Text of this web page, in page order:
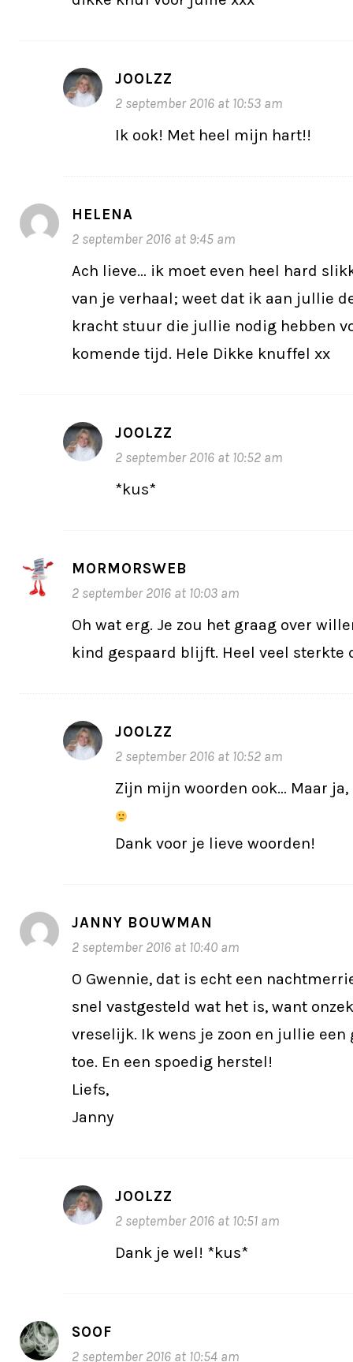
JOOLZZ
2 september 2016 at 10:53 am
Ik ook! Met heel mijn hart!!
HELENA
2 september 2016 at 9:45 am
Ach lieve… ik moet even heel hard
van je verhaal; weet dat ik aan jullie
kracht stuur die jullie nodig hebben
komende tijd. Hele Dikke knuffel xx
JOOLZZ
2 september 2016 at 10:52 am
*kus*
MORMORSWEB
2 september 2016 at 10:03 am
Oh wat erg. Je zou het graag over
kind gespaard blijft. Heel veel sterkte
JOOLZZ
2 september 2016 at 10:52 am
Zijn mijn woorden ook… Maar
Dank voor je lieve woorden!
JANNY BOUWMAN
2 september 2016 at 10:40 am
O Gwennie, dat is echt een
snel vastgesteld wat het is, want
vreselijk. Ik wens je zoon en jullie een
toe. En een spoedig herstel!
Liefs,
Janny
JOOLZZ
2 september 2016 at 10:51 am
Dank je wel! *kus*
SOOF
2 september 2016 at 10:54 am